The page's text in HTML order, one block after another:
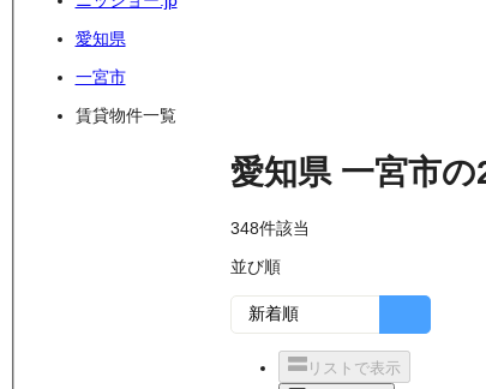
愛知県
一宮市
賃貸物件一覧
愛知県 一宮市の
348件該当
並び順
リストで表示